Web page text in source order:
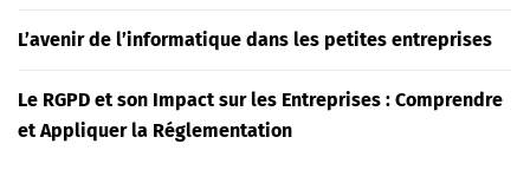
L’avenir de l’informatique dans les petites entreprises
Le RGPD et son Impact sur les Entreprises : Comprendre
et Appliquer la Réglementation